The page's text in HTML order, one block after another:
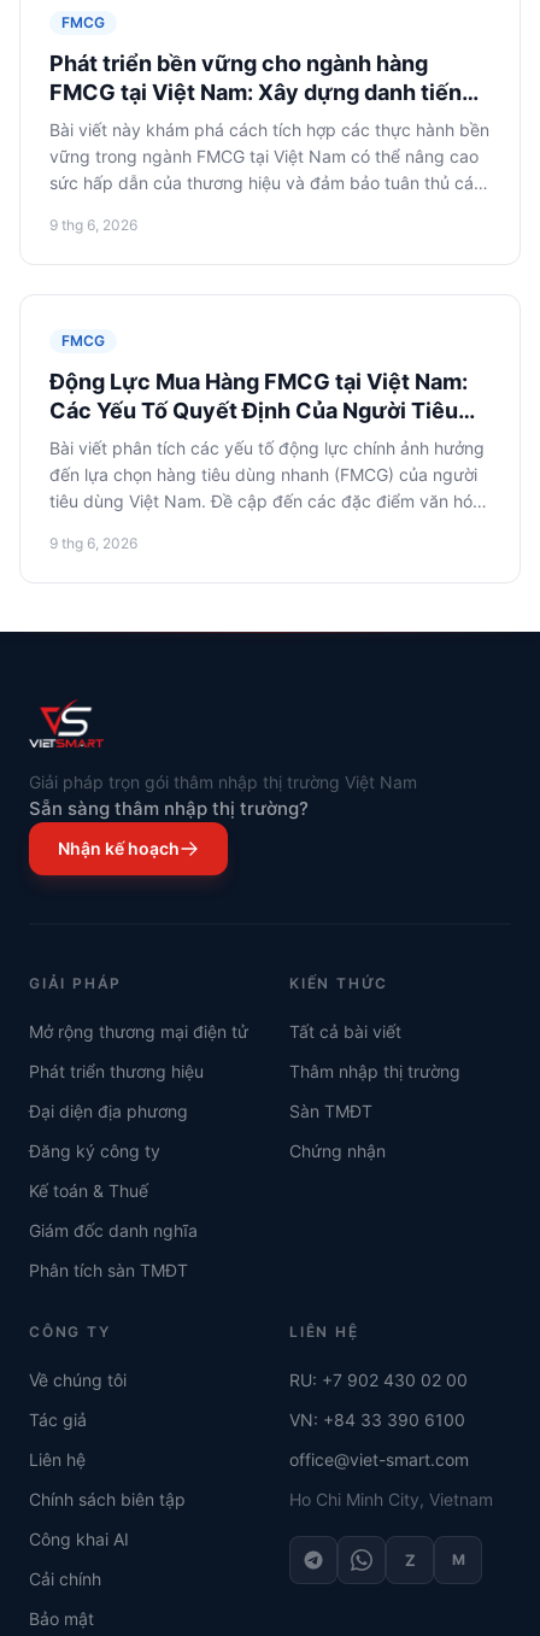
FMCG
Phát triển bền vững cho ngành hàng
FMCG tại Việt Nam: Xây dựng danh tiếng
và lòng trung thành
Bài viết này khám phá cách tích hợp các thực hành bền
vững trong ngành FMCG tại Việt Nam có thể nâng cao
sức hấp dẫn của thương hiệu và đảm bảo tuân thủ các
cạnh vận hành và kinh tế, mô hình thực hiện và quy
trình hành động.
9 thg 6, 2026
FMCG
Động Lực Mua Hàng FMCG tại Việt Nam:
Các Yếu Tố Quyết Định Của Người Tiêu
Dùng
Bài viết phân tích các yếu tố động lực chính ảnh hưởng
đến lựa chọn hàng tiêu dùng nhanh (FMCG) của người
tiêu dùng Việt Nam. Đề cập đến các đặc điểm văn hóa,
lập kế hoạch chiến lược cho các thương hiệu FMCG.
9 thg 6, 2026
Giải pháp trọn gói thâm nhập thị trường Việt Nam
Sẵn sàng thâm nhập thị trường?
Nhận kế hoạch
GIẢI PHÁP
Mở rộng thương mại điện tử
Phát triển thương hiệu
Đại diện địa phương
Đăng ký công ty
Kế toán & Thuế
Giám đốc danh nghĩa
Phân tích sàn TMĐT
KIẾN THỨC
Tất cả bài viết
Thâm nhập thị trường
Sàn TMĐT
Chứng nhận
CÔNG TY
Về chúng tôi
Tác giả
Liên hệ
Chính sách biên tập
Công khai AI
Cải chính
Bảo mật
LIÊN HỆ
RU: +7 902 430 02 00
VN: +84 33 390 6100
office@viet-smart.com
Ho Chi Minh City, Vietnam
Z M